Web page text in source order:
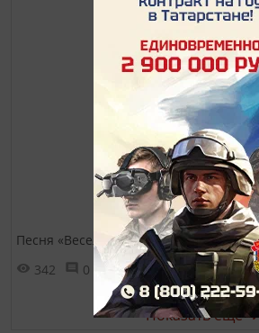
Песня «Веселый барабанщик»
342
0
Показать ещё ➜